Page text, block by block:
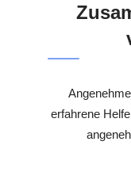
erfahrene